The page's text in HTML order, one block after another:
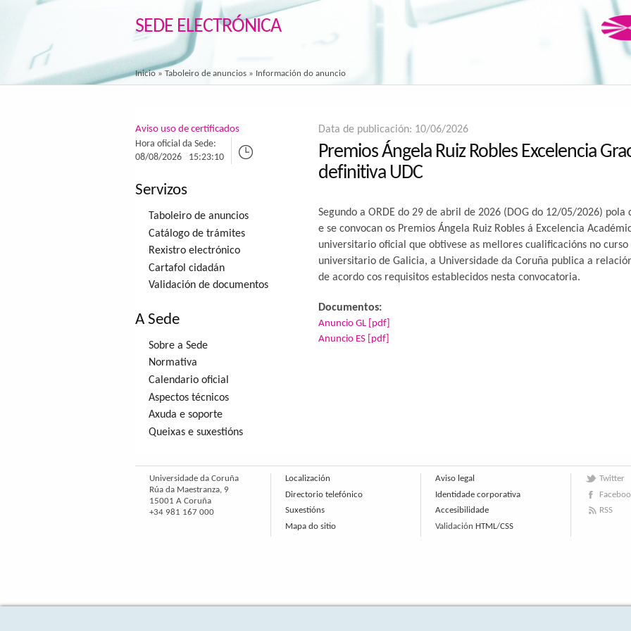
SEDE ELECTRÓNICA
Inicio» Taboleiro de anuncios » Información do anuncio
Aviso uso de certificados
Hora oficial da Sede:
08/08/2026
15:23:10
Servizos
Taboleiro de anuncios
Catálogo de trámites
Rexistro electrónico
Cartafol cidadán
Validación de documentos
A Sede
Sobre a Sede
Normativa
Calendario oficial
Aspectos técnicos
Axuda e soporte
Queixas e suxestións
Data de publicación: 10/06/2026
Premios Ángela Ruiz Robles Excelencia
definitiva UDC
Segundo a ORDE do 29 de abril de 2026 (DOG do 12/05/2026) pola
e se convocan os Premios Ángela Ruiz Robles á Excelencia
universitario oficial que obtivese as mellores cualificacións no
universitario de Galicia, a Universidade da Coruña publica a
de acordo cos requisitos establecidos nesta convocatoria.
Documentos:
Anuncio GL [pdf]
Anuncio ES [pdf]
Universidade da Coruña
Rúa da Maestranza, 9
15001 A Coruña
+34 981 167 000
Localización
Directorio telefónico
Suxestións
Mapa do sitio
Aviso legal
Identidade corporativa
Accesibilidade
Validación HTML/CSS
Twitter
RSS